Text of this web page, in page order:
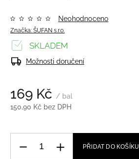
Značka: ŠUFAN s.r.o.
Neohodnoceno
169 Kč / bal
150,90 Kč bez DPH
SKLADEM
Možnosti doručení
PŘIDAT DO KOŠÍKU